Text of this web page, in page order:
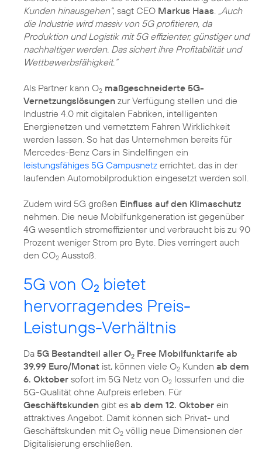
Kunden hinausgehen“, sagt CEO Markus Haas
„Auch
die Industrie wird massiv von 5G profitieren, da
Produktion und Logistik mit 5G effizienter, günstiger und
nachhaltiger werden. Das sichert ihre Profitabilität und
Wettbewerbsfähigkeit.“
Als Partner kann O2 maßgeschneiderte 5G-
Vernetzungslösungen zur Verfügung stellen und die
Industrie 4.0 mit digitalen Fabriken, intelligenten
Energienetzen und vernetztem Fahren Wirklichkeit
werden lassen. So hat das Unternehmen bereits für
Mercedes-Benz Cars in Sindelfingen ein
leistungsfähiges 5G Campusnetz errichtet, das in der
laufenden Automobilproduktion eingesetzt werden soll.
Zudem wird 5G großen Einfluss auf den Klimaschutz
nehmen. Die neue Mobilfunkgeneration ist gegenüber
4G wesentlich stromeffizienter und verbraucht bis zu 90
Prozent weniger Strom pro Byte. Dies verringert auch
den CO2 Ausstoß.
5G von O2 bietet
hervorragendes Preis-
Leistungs-Verhältnis
Da 5G Bestandteil aller O2 Free Mobilfunktarife ab
39,99 Euro/Monat ist, können viele O2 Kunden ab dem
6. Oktober sofort im 5G Netz von O2 lossurfen und die
5G-Qualität ohne Aufpreis erleben. Für
Geschäftskunden gibt es ab dem 12. Oktober ein
attraktives Angebot. Damit können sich Privat- und
Geschäftskunden mit O2 völlig neue Dimensionen der
Digitalisierung erschließen.